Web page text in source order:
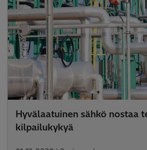
Hyvälaatuinen sähkö nostaa
kilpailukykyä